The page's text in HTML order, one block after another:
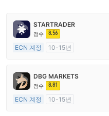
STARTRADER
점수 8.56
ECN 계정
10-15년
외환 거래 라이선스 (MM)
마스터 레이블 MT4
DBG MARKETS
점수 8.81
ECN 계정
10-15년